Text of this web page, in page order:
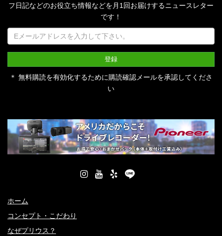
フ日記などのお役立ち情報などを月1回お届けするニュースレター
です！
＊ 無料購読を有効化するために購読確認メールを承認してくださ
い
ホーム
コンセプト・こだわり
なぜプリウス？